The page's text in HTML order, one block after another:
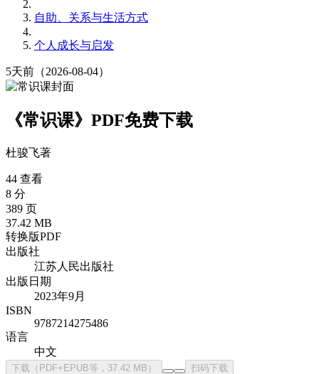
自助、关系与生活方式
个人成长与启发
5天前 （2026-08-04）
《常识课》PDF免费下载
杜骏飞著
44 查看
8 分
389 页
37.42 MB
转换版PDF
出版社
江苏人民出版社
出版日期
2023年9月
ISBN
9787214275486
语言
中文
下载（PDF+EPUB等，37.42 MB） 扫码下载